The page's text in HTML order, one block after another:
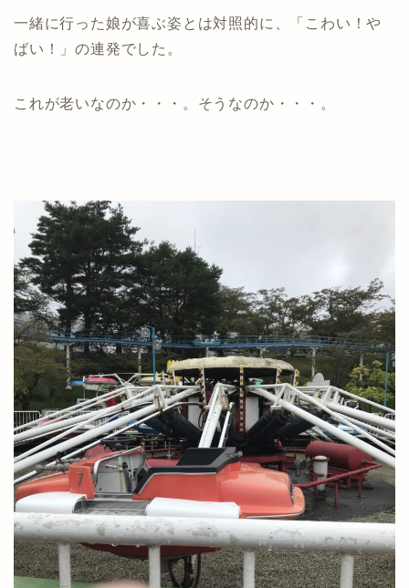
一緒に行った娘が喜ぶ姿とは対照的に、「こわい！や
ばい！」の連発でした。
これが老いなのか・・・。そうなのか・・・。